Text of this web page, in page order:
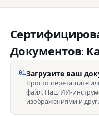
Документов:
01Загрузите ваш
Просто перетащите
файл. Наш ИИ-
изображениями и